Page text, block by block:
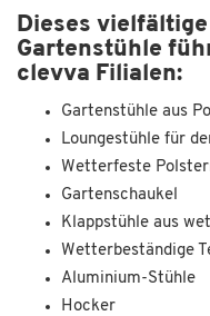
Dieses
Gartenstühle
clevva Filialen:
Gartenstühle aus
Loungestühle für
Wetterfeste
Gartenschaukel
Klappstühle aus
Wetterbeständige
Aluminium-Stühle
Hocker